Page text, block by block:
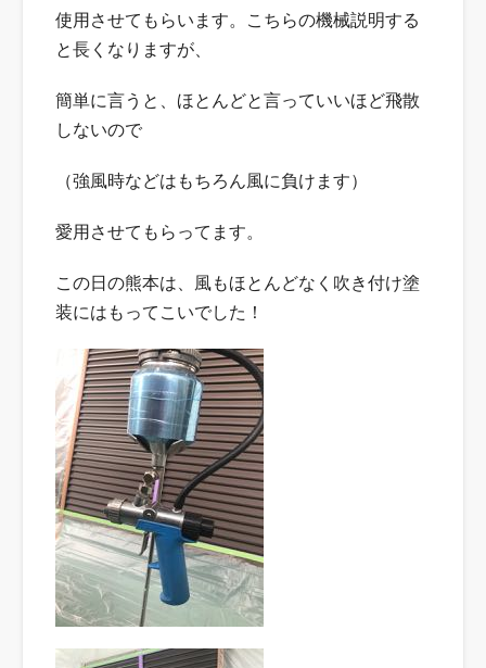
使用させてもらいます。こちらの機械説明する
と長くなりますが、
簡単に言うと、ほとんどと言っていいほど飛散
しないので
（強風時などはもちろん風に負けます）
愛用させてもらってます。
この日の熊本は、風もほとんどなく吹き付け塗
装にはもってこいでした！